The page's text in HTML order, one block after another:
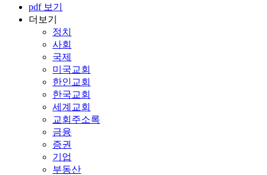
pdf 보기
더보기
정치
사회
국제
미국교회
한인교회
한국교회
세계교회
교회주소록
금융
증권
기업
부동산